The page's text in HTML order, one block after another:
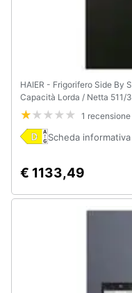
HAIER - Frigorifero Side By
Capacità Lorda / Netta 511/
1 recensione
Scheda informativa
€ 1133,49